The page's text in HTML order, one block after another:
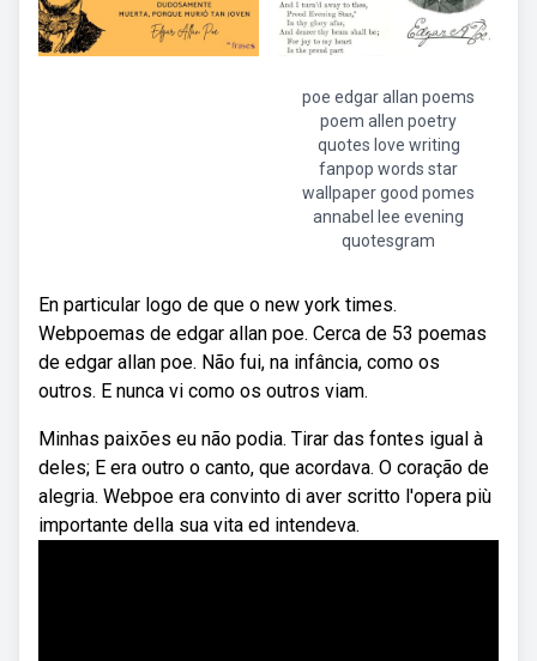
poe edgar allan poems
poem allen poetry
quotes love writing
fanpop words star
wallpaper good pomes
annabel lee evening
quotesgram
En particular logo de que o new york times.
Webpoemas de edgar allan poe. Cerca de 53 poemas
de edgar allan poe. Não fui, na infância, como os
outros. E nunca vi como os outros viam.
Minhas paixões eu não podia. Tirar das fontes igual à
deles; E era outro o canto, que acordava. O coração de
alegria. Webpoe era convinto di aver scritto l'opera più
importante della sua vita ed intendeva.